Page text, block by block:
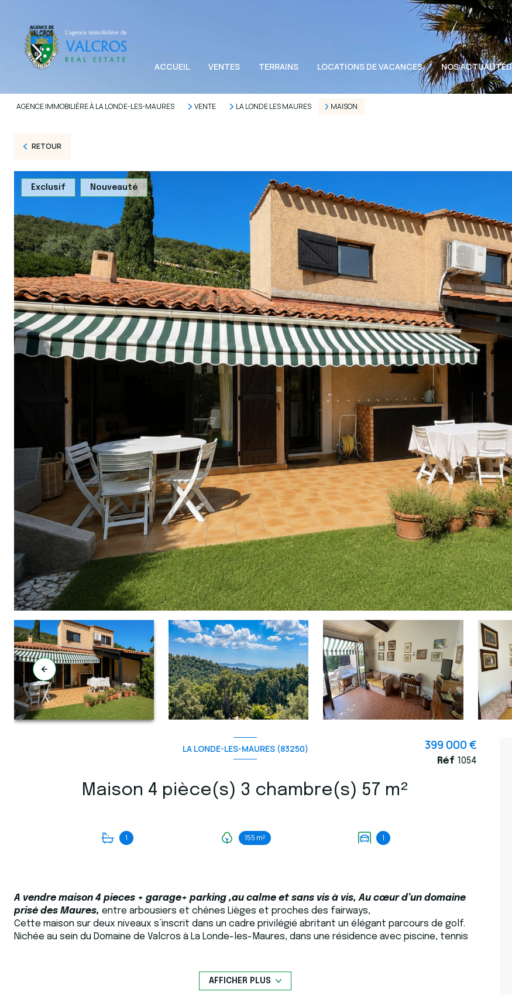
ACCUEIL VENTES TERRAINS LOCATIONS DE VACANCES NOS ACTUALITÉS
AGENCE IMMOBILIÈRE À LA LONDE-LES-MAURES VENTE LA LONDE LES MAURES MAISON
RETOUR
Exclusif Nouveauté
LA LONDE-LES-MAURES (83250)
Maison 4 pièce(s) 3 chambre(s) 57 m²
1 155 m² 1
399 000 €
Réf 1054
A vendre maison 4 pieces + garage+ parking ,au calme et sans vis à vis, Au cœur d’un domaine
prisé des Maures, entre arbousiers et chênes Lièges et proches des fairways,
Cette maison sur deux niveaux s’inscrit dans un cadre privilégié abritant un élégant parcours de golf.
Nichée au sein du Domaine de Valcros à La Londe-les-Maures, dans une résidence avec piscine, tennis
regards. Baigné de lumière grâce à son exposition plein sud, l’extérieur invite à la détente face à un
panorama apaisant de collines verdoyantes.
AFFICHER PLUS